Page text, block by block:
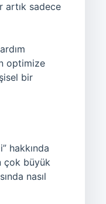
artık sadece
optimize
bir
hakkında
çok büyük
nasıl